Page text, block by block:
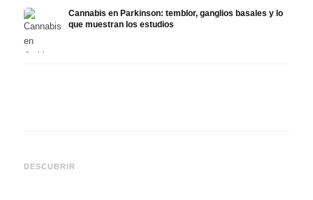
Cannabis en Parkinson: temblor, ganglios basales y lo
que muestran los estudios
DESCUBRIR
automedición y lo que